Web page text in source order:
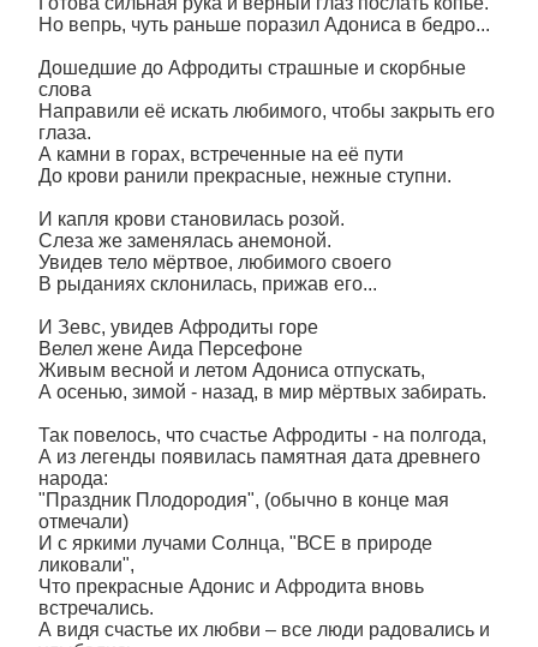
Но вепрь, чуть раньше поразил Адониса в бедро...
Дошедшие до Афродиты страшные и скорбные
слова
Направили её искать любимого, чтобы закрыть его
глаза.
А камни в горах, встреченные на её пути
До крови ранили прекрасные, нежные ступни.
И капля крови становилась розой.
Слеза же заменялась анемоной.
Увидев тело мёртвое, любимого своего
В рыданиях склонилась, прижав его...
И Зевс, увидев Афродиты горе
Велел жене Аида Персефоне
Живым весной и летом Адониса отпускать,
А осенью, зимой - назад, в мир мёртвых забирать.
Так повелось, что счастье Афродиты - на полгода,
А из легенды появилась памятная дата древнего
народа:
"Праздник Плодородия", (обычно в конце мая
отмечали)
И с яркими лучами Солнца, "ВСЕ в природе
ликовали",
Что прекрасные Адонис и Афродита вновь
встречались.
А видя счастье их любви – все люди радовались и